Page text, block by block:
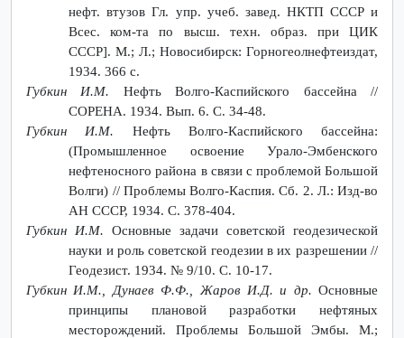
нефт. втузов Гл. упр. учеб. завед. НКТП СССР и
Всес. ком-та по высш. техн. образ. при ЦИК
СССР]. М.; Л.; Новосибирск: Горногеолнефтеиздат,
1934. 366 с.
Губкин И.М. Нефть Волго-Каспийского бассейна //
СОРЕНА. 1934. Вып. 6. С. 34-48.
Губкин И.М. Нефть Волго-Каспийского бассейна:
(Промышленное освоение Урало-Эмбенского
нефтеносного района в связи с проблемой Большой
Волги) // Проблемы Волго-Каспия. Сб. 2. Л.: Изд-во
АН СССР, 1934. С. 378-404.
Губкин И.М. Основные задачи советской геодезической
науки и роль советской геодезии в их разрешении //
Геодезист. 1934. № 9/10. С. 10-17.
Губкин И.М., Дунаев Ф.Ф., Жаров И.Д. и др. Основные
принципы плановой разработки нефтяных
месторождений. Проблемы Большой Эмбы. М.;